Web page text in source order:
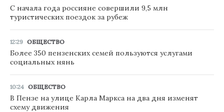
С начала года россияне совершили 9,5 млн
туристических поездок за рубеж
12:29 ОБЩЕСТВО
Более 350 пензенских семей пользуются услугами
социальных нянь
10:24 ОБЩЕСТВО
В Пензе на улице Карла Маркса на два дня изменят
схему движения